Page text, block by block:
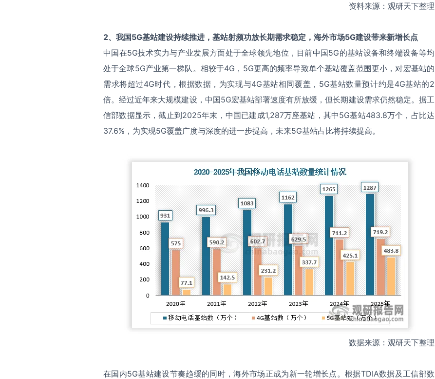
资料来源：观研天下整理
2、我国5G基站建设持续推进，基站射频功放长期需求稳定，海外市场5G建设带来新增长点
中国在5G技术实力与产业发展方面处于全球领先地位，目前中国5G的基站设备和终端设备等均
处于全球5G产业第一梯队。相较于4G，5G更高的频率导致单个基站覆盖范围更小，对宏基站的
需求将超过4G时代，根据数据，为实现与4G基站相同覆盖，5G基站数量预计约是4G基站的2
倍。经过近年来大规模建设，中国5G宏基站部署速度有所放缓，但长期建设需求仍然稳定。据工
信部数据显示，截止到2025年末，中国已建成1,287万座基站，其中5G基站483.8万个，占比达
37.6%，为实现5G覆盖广度与深度的进一步提高，未来5G基站占比将持续提高。
数据来源：观研天下整理
在国内5G基站建设节奏趋缓的同时，海外市场正成为新一轮增长点。根据TDIA数据及工信部数